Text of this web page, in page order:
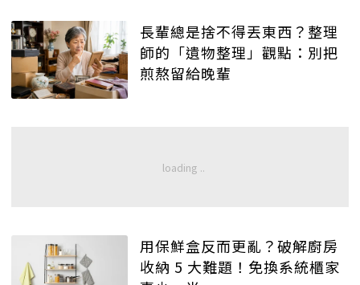
長輩總是捨不得丟東西？整理
師的「遺物整理」觀點：別把
煎熬留給晚輩
用保鮮盒反而更亂？破解廚房
收納 5 大難題！免換系統櫃家